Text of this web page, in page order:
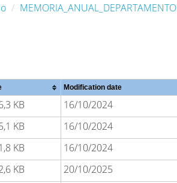
MEMORIA_ANUAL_DEPARTAMENTO
Modification date
KB
16/10/2024
KB
16/10/2024
KB
16/10/2024
KB
20/10/2025